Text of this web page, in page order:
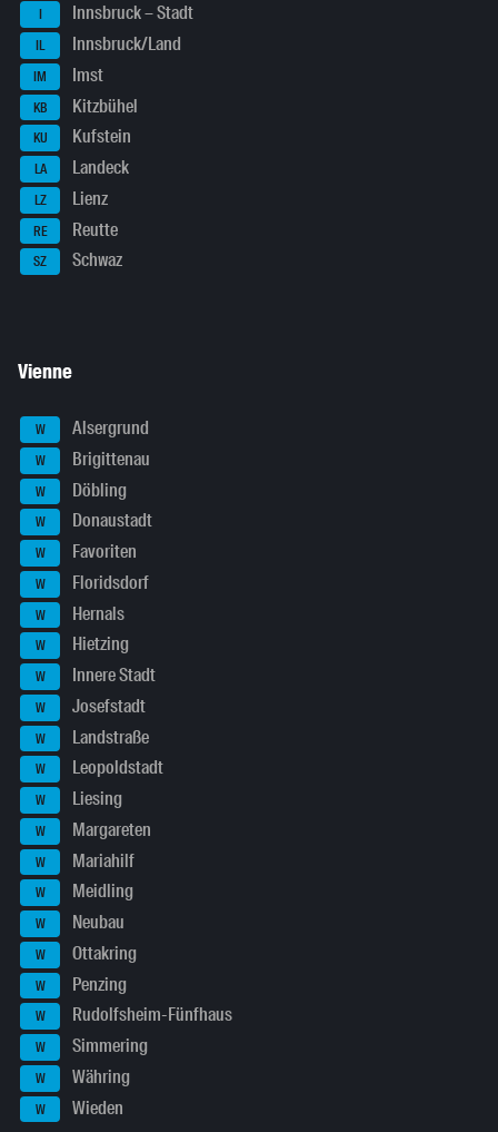
I Innsbruck – Stadt
IL Innsbruck/Land
IM Imst
KB Kitzbühel
KU Kufstein
LA Landeck
LZ Lienz
RE Reutte
SZ Schwaz
Vienne
W Alsergrund
W Brigittenau
W Döbling
W Donaustadt
W Favoriten
W Floridsdorf
W Hernals
W Hietzing
W Innere Stadt
W Josefstadt
W Landstraße
W Leopoldstadt
W Liesing
W Margareten
W Mariahilf
W Meidling
W Neubau
W Ottakring
W Penzing
W Rudolfsheim-Fünfhaus
W Simmering
W Währing
W Wieden